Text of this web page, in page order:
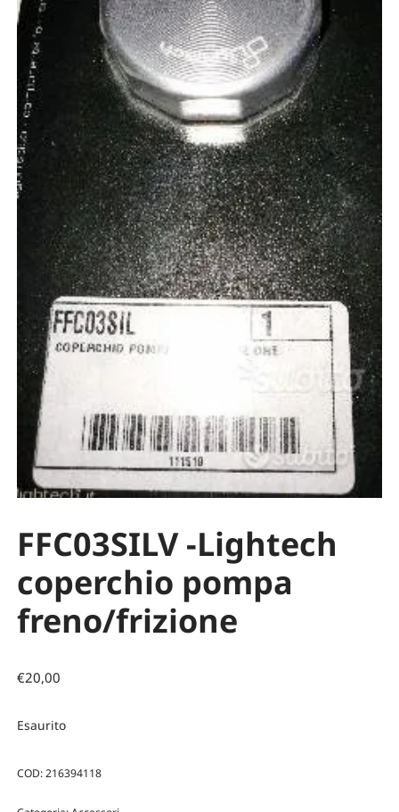
FFC03SILV -Lightech
coperchio pompa
freno/frizione
€20,00
Esaurito
COD:216394118